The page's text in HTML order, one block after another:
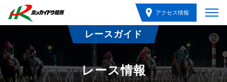
アクセス情報
レースガイド
レース情報